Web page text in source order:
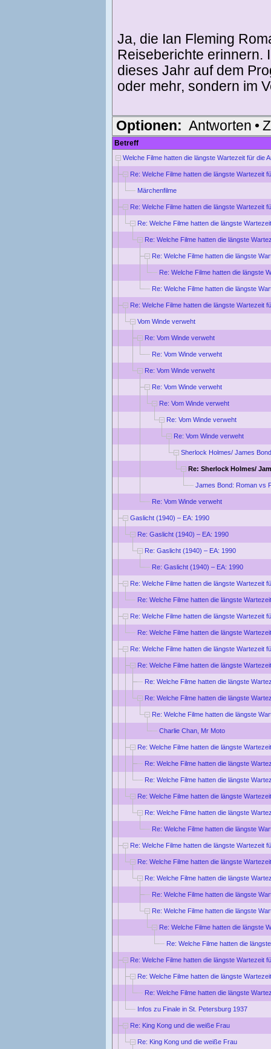
Ja, die Ian Fleming
Reiseberichte erinnern.
dieses Jahr auf dem
oder mehr, sondern im
Optionen: Antworten •
Betreff
Welche Filme hatten die längste Wartezeit für die
Re: Welche Filme hatten die längste Wartezeit
Märchenfilme
Re: Welche Filme hatten die längste Wartezeit
Re: Welche Filme hatten die längste
Re: Welche Filme hatten die längste
Re: Welche Filme hatten die längste
Re: Welche Filme hatten die längste
Re: Welche Filme hatten die längste
Re: Welche Filme hatten die längste Wartezeit
Vom Winde verweht
Re: Vom Winde verweht
Re: Vom Winde verweht
Re: Vom Winde verweht
Re: Vom Winde verweht
Re: Vom Winde verweht
Re: Vom Winde verweht
Re: Vom Winde verweht
Sherlock Holmes/ James
Re: Sherlock Holmes/
James Bond: Roman vs
Re: Vom Winde verweht
Gaslicht (1940) – EA: 1990
Re: Gaslicht (1940) – EA: 1990
Re: Gaslicht (1940) – EA: 1990
Re: Gaslicht (1940) – EA: 1990
Re: Welche Filme hatten die längste Wartezeit
Re: Welche Filme hatten die längste
Re: Welche Filme hatten die längste Wartezeit
Re: Welche Filme hatten die längste
Re: Welche Filme hatten die längste Wartezeit
Re: Welche Filme hatten die längste
Re: Welche Filme hatten die längste
Re: Welche Filme hatten die längste
Re: Welche Filme hatten die längste
Charlie Chan, Mr Moto
Re: Welche Filme hatten die längste
Re: Welche Filme hatten die längste
Re: Welche Filme hatten die längste
Re: Welche Filme hatten die längste
Re: Welche Filme hatten die längste
Re: Welche Filme hatten die längste
Re: Welche Filme hatten die längste Wartezeit
Re: Welche Filme hatten die längste
Re: Welche Filme hatten die längste
Re: Welche Filme hatten die längste
Re: Welche Filme hatten die längste
Re: Welche Filme hatten die längste
Re: Welche Filme hatten die
Re: Welche Filme hatten die längste Wartezeit
Re: Welche Filme hatten die längste
Re: Welche Filme hatten die längste
Infos zu Finale in St. Petersburg 1937
Re: King Kong und die weiße Frau
Re: King Kong und die weiße Frau